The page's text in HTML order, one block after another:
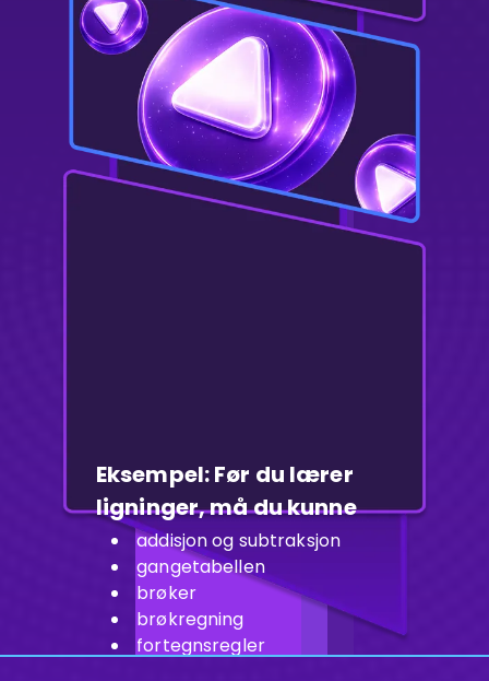
Eksempel: Før du lærer
ligninger, må du kunne
addisjon og subtraksjon
gangetabellen
brøker
brøkregning
fortegnsregler